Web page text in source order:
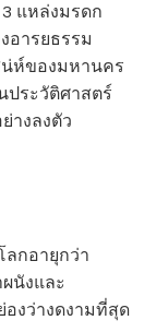
แหล่งมรดก
อารยธรรม
น่ห์ของมหานคร
ประวัติศาสตร์
างลงตัว
ลกอายุกว่า
นังและ
งว่างดงามที่สุด